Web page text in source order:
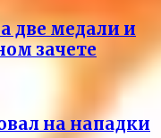
две медали и
зачете
на нападки